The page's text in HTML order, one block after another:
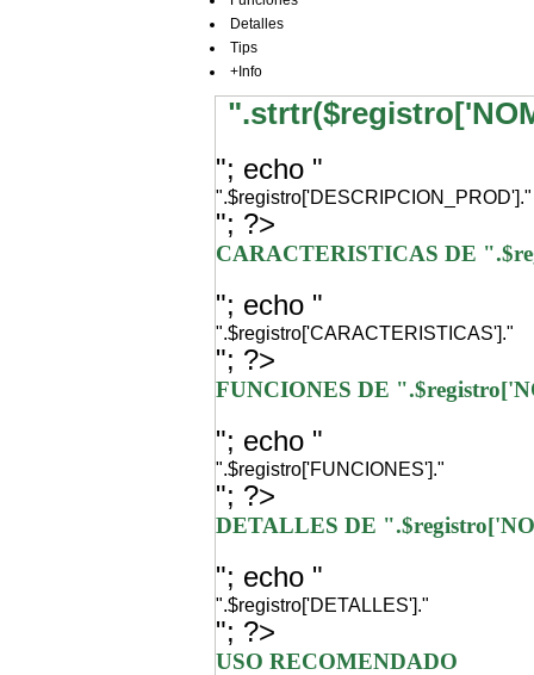
Detalles
Tips
+Info
"; echo "
".$registro['DESCRIPCION_PROD']."
"; ?>
CARACTERISTICAS DE
"; echo "
".$registro['CARACTERISTICAS']."
"; ?>
FUNCIONES DE
"; echo "
".$registro['FUNCIONES']."
"; ?>
DETALLES DE
"; echo "
".$registro['DETALLES']."
"; ?>
USO RECOMENDADO